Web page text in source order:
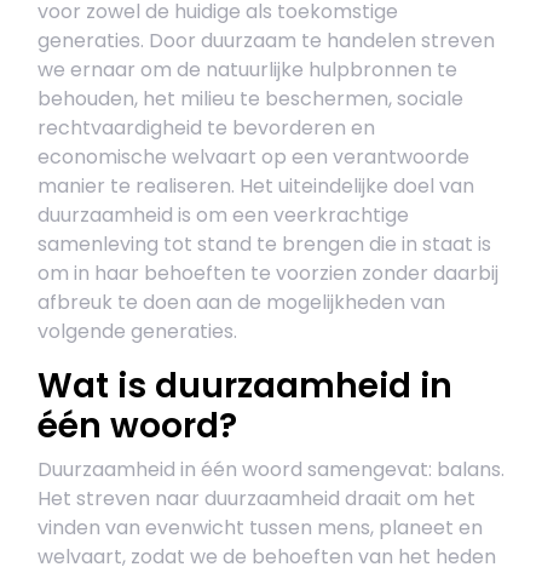
voor zowel de huidige als toekomstige
generaties. Door duurzaam te handelen streven
we ernaar om de natuurlijke hulpbronnen te
behouden, het milieu te beschermen, sociale
rechtvaardigheid te bevorderen en
economische welvaart op een verantwoorde
manier te realiseren. Het uiteindelijke doel van
duurzaamheid is om een veerkrachtige
samenleving tot stand te brengen die in staat is
om in haar behoeften te voorzien zonder daarbij
afbreuk te doen aan de mogelijkheden van
volgende generaties.
Wat is duurzaamheid in
één woord?
Duurzaamheid in één woord samengevat: balans.
Het streven naar duurzaamheid draait om het
vinden van evenwicht tussen mens, planeet en
welvaart, zodat we de behoeften van het heden